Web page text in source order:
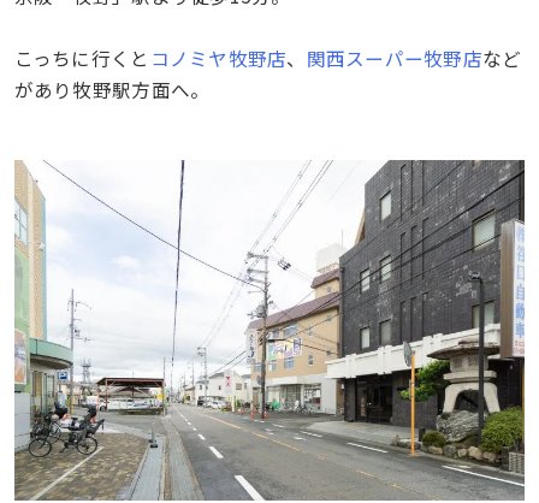
こっちに行くと コノミヤ牧野店、 関西スーパー牧野店など
があり牧野駅方面へ。